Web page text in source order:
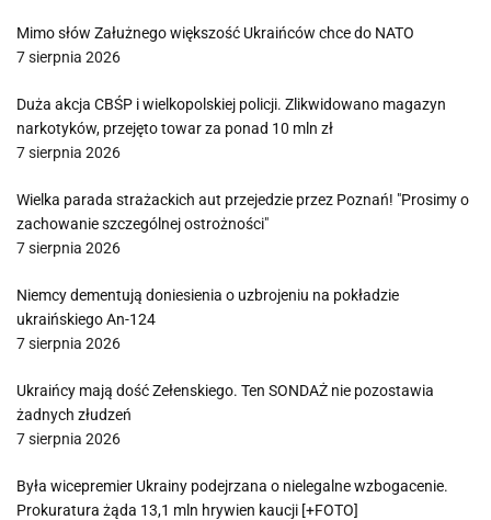
Mimo słów Załużnego większość Ukraińców chce do NATO
7 sierpnia 2026
Duża akcja CBŚP i wielkopolskiej policji. Zlikwidowano magazyn
narkotyków, przejęto towar za ponad 10 mln zł
7 sierpnia 2026
Wielka parada strażackich aut przejedzie przez Poznań! "Prosimy o
zachowanie szczególnej ostrożności"
7 sierpnia 2026
Niemcy dementują doniesienia o uzbrojeniu na pokładzie
ukraińskiego An-124
7 sierpnia 2026
Ukraińcy mają dość Zełenskiego. Ten SONDAŻ nie pozostawia
żadnych złudzeń
7 sierpnia 2026
Była wicepremier Ukrainy podejrzana o nielegalne wzbogacenie.
Prokuratura żąda 13,1 mln hrywien kaucji [+FOTO]